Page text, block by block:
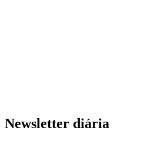
Newsletter diária